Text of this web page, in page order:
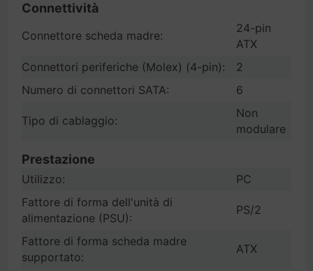
Connettività
Connettore scheda madre:
24-pin
ATX
Connettori periferiche (Molex) (4-pin):
2
Numero di connettori SATA:
6
Tipo di cablaggio:
Non
modulare
Prestazione
Utilizzo:
PC
Fattore di forma dell'unità di
alimentazione (PSU):
PS/2
Fattore di forma scheda madre
supportato:
ATX